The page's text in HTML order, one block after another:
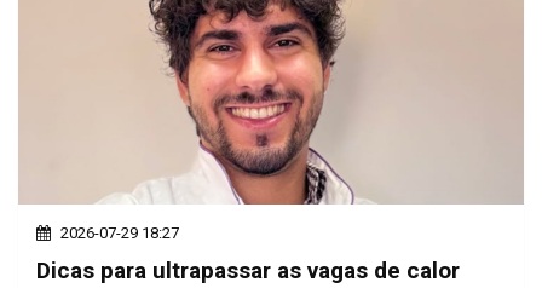
2026-07-29 18:27
Dicas para ultrapassar as vagas de calor